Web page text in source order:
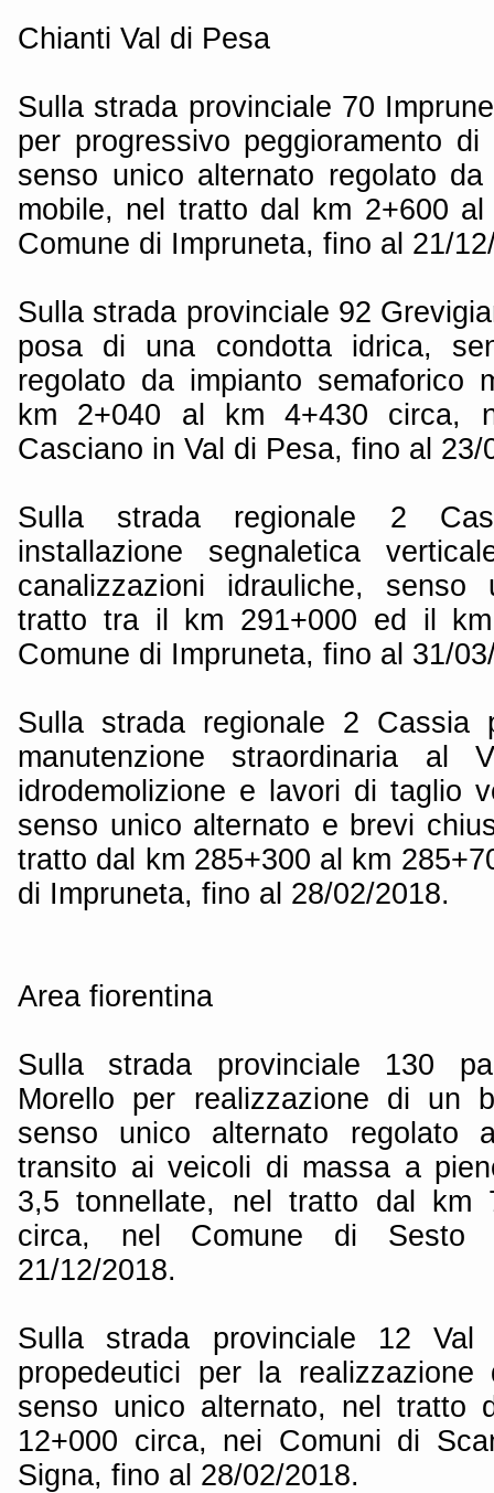
Chianti Val di Pesa
Sulla strada provinciale 70
per progressivo peggioramento di
senso unico alternato regolato
mobile, nel tratto dal km 2+600
Comune di Impruneta, fino al 21/
Sulla strada provinciale 92
posa di una condotta idrica,
regolato da impianto semaforico
km 2+040 al km 4+430 circa,
Casciano in Val di Pesa, fino al 23/
Sulla strada regionale 2
installazione segnaletica
canalizzazioni idrauliche,
tratto tra il km 291+000 ed il
Comune di Impruneta, fino al 31/
Sulla strada regionale 2 Cassia
manutenzione straordinaria al
idrodemolizione e lavori di taglio
senso unico alternato e brevi
tratto dal km 285+300 al km
di Impruneta, fino al 28/02/2018.
Area fiorentina
Sulla strada provinciale 130
Morello per realizzazione di un
senso unico alternato
transito ai veicoli di massa a
3,5 tonnellate, nel tratto dal km
circa, nel Comune di Sesto
21/12/2018.
Sulla strada provinciale 12
propedeutici per la
senso unico alternato, nel tratto
12+000 circa, nei Comuni di
Signa, fino al 28/02/2018.